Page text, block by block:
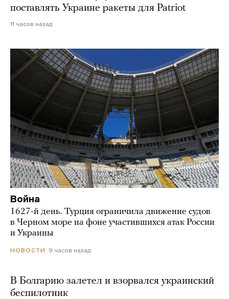
поставлять Украине ракеты для Patriot
11 часов назад
Война
1627-й день. Турция ограничила движение судов
в Черном море на фоне участившихся атак России
и Украины
НОВОСТИ 9 часов назад
В Болгарию залетел и взорвался украинский
беспилотник